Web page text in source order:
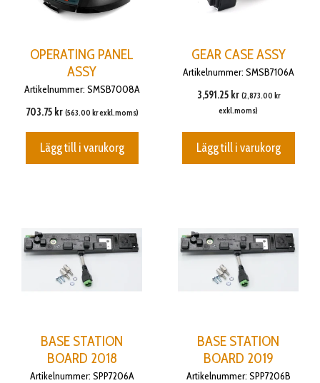
OPERATING PANEL
ASSY
Artikelnummer: SMSB7008A
703.75 kr (563.00 krexkl.moms)
Lägg till i varukorg
GEAR CASE ASSY
Artikelnummer: SMSB7106A
3,591.25 kr (2,873.00 kr
exkl.moms)
Lägg till i varukorg
BASE STATION
BOARD 2018
Artikelnummer: SPP7206A
BASE STATION
BOARD 2019
Artikelnummer: SPP7206B